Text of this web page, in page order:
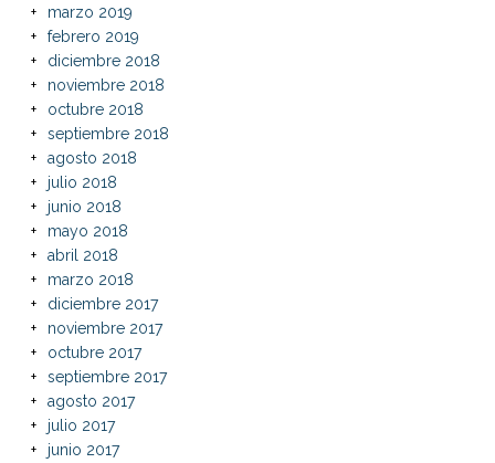
marzo 2019
febrero 2019
diciembre 2018
noviembre 2018
octubre 2018
septiembre 2018
agosto 2018
julio 2018
junio 2018
mayo 2018
abril 2018
marzo 2018
diciembre 2017
noviembre 2017
octubre 2017
septiembre 2017
agosto 2017
julio 2017
junio 2017